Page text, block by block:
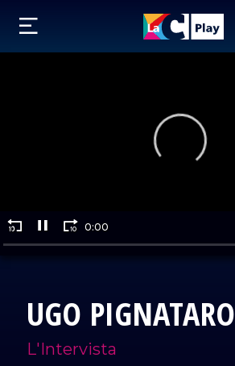
UGO PIGNATARO
L'Intervista